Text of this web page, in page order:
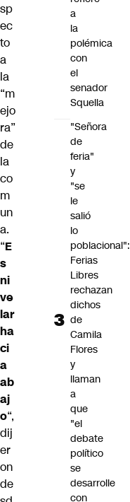
sp
ec
to
a
la
“m
ejo
ra”
de
la
co
m
un
a.
“E
s
ni
ve
lar
ha
ci
a
ab
aj
o“,
dij
er
on
de
a
la
polémica
con
el
senador
Squella
"Señora
de
feria"
y
"se
le
salió
lo
poblacional":
Ferias
Libres
rechazan
dichos
de
Camila
Flores
y
llaman
a
que
"el
debate
político
se
desarrolle
con